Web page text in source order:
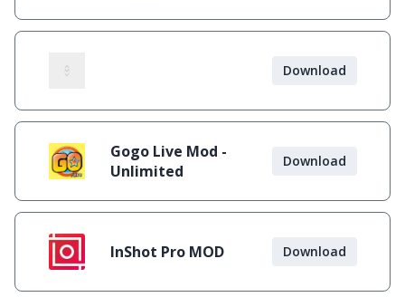
Download
Gogo Live Mod -
Unlimited
Download
InShot Pro MOD Download